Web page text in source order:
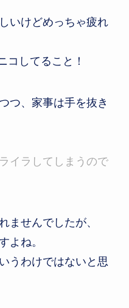
いけどめっちゃ疲れ
コしてること！
つ、家事は手を抜き
イラしてしまうので
ませんでしたが、
よね。
うわけではないと思